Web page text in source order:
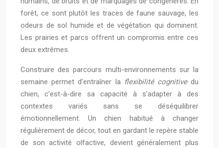
forêt, ce sont plutôt les traces de faune sauvage, les
odeurs de sol humide et de végétation qui dominent.
Les prairies et parcs offrent un compromis entre ces
deux extrêmes.
Construire des parcours multi-environnements sur la
semaine permet d’entraîner la flexibilité cognitivedu
chien, c’est-à-dire sa capacité à s’adapter à des
contextes variés sans se déséquilibrer
émotionnellement. Un chien habitué à changer
régulièrement de décor, tout en gardant le repère stable
de son activité olfactive, devient généralement plus